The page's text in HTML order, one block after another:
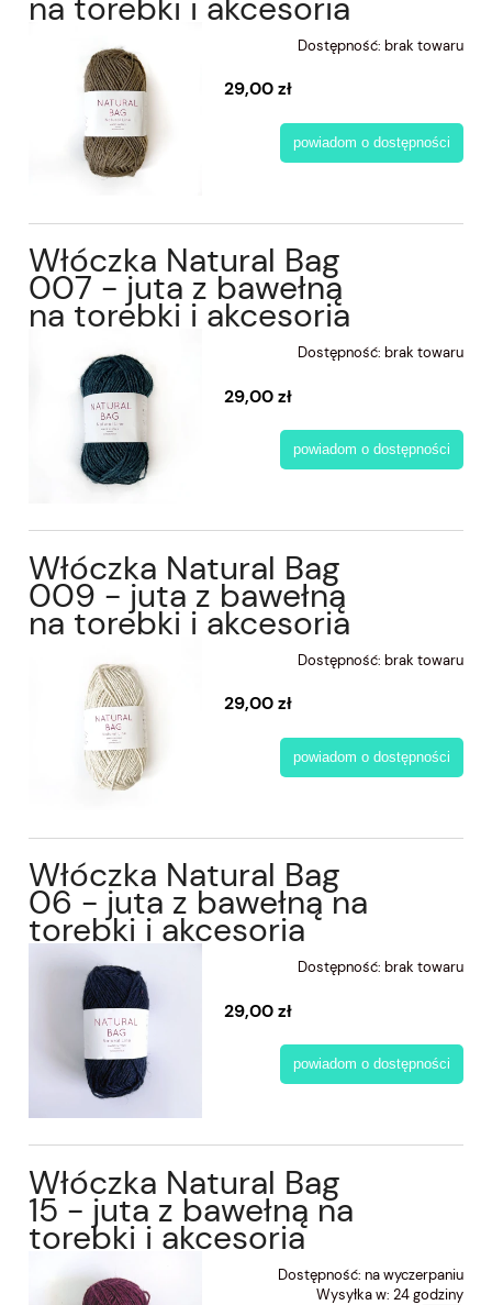
Dostępność: brak towaru
29,00 zł
powiadom o dostępności
Włóczka Natural Bag
007 - juta z bawełną
na torebki i akcesoria
Dostępność: brak towaru
29,00 zł
powiadom o dostępności
Włóczka Natural Bag
009 - juta z bawełną
na torebki i akcesoria
Dostępność: brak towaru
29,00 zł
powiadom o dostępności
Włóczka Natural Bag
06 - juta z bawełną na
torebki i akcesoria
Dostępność: brak towaru
29,00 zł
powiadom o dostępności
Włóczka Natural Bag
15 - juta z bawełną na
torebki i akcesoria
Dostępność: na wyczerpaniu
Wysyłka w: 24 godziny